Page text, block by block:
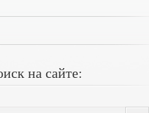
на сайте: